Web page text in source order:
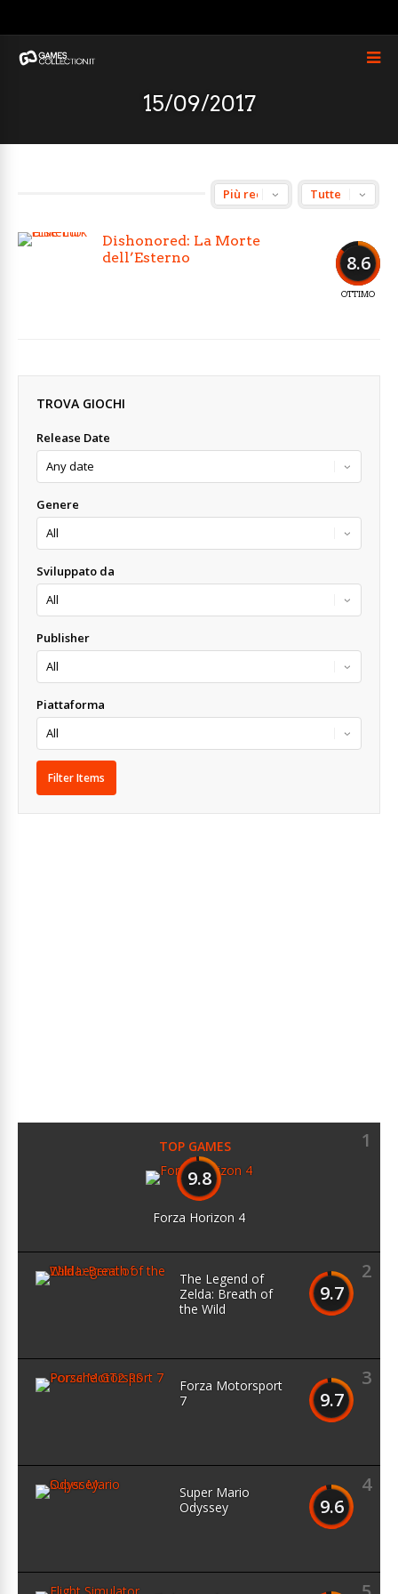
15/09/2017
8.6
OTTIMO
Dishonored: La Morte
dell’Esterno
TROVA GIOCHI
Release Date
Genere
Sviluppato da
Publisher
Piattaforma
TOP GAMES
1
9.8
Forza Horizon 4
2
9.7
The Legend of
Zelda: Breath of
the Wild
3
9.7
Forza Motorsport
7
4
9.6
Super Mario
Odyssey